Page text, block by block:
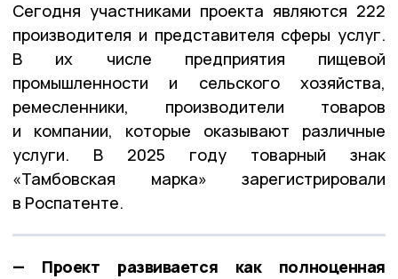
Сегодня участниками проекта являются 222
производителя и представителя сферы услуг.
В их числе предприятия пищевой
промышленности и сельского хозяйства,
ремесленники, производители товаров
и компании, которые оказывают различные
услуги. В 2025 году товарный знак
«Тамбовская марка» зарегистрировали
в Роспатенте.
— Проект развивается как полноценная